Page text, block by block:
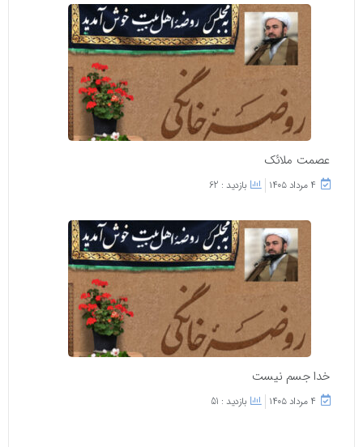
عصمت ملائک
۴ مرداد ۱۴۰۵ بازدید : 62
خدا جسم نیست
۴ مرداد ۱۴۰۵ بازدید : 51